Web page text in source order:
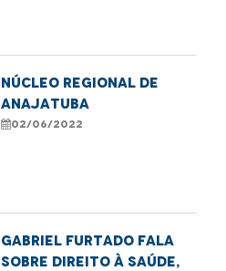
NÚCLEO REGIONAL DE
ANAJATUBA
02/06/2022
Gabriel Furtado fala
sobre direito à saúde,